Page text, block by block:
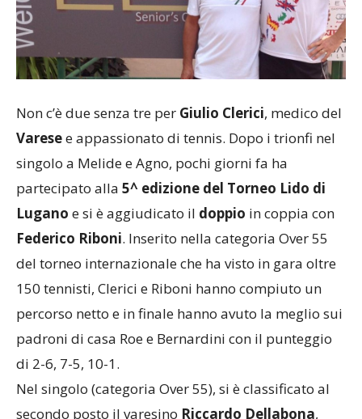
Non c’è due senza tre per Giulio Clerici, medico del
Varesee appassionato di tennis. Dopo i trionfi nel
singolo a Melide e Agno, pochi giorni fa ha
partecipato alla 5^ edizione del Torneo Lido di
Lugano e si è aggiudicato il doppio in coppia con
Federico Riboni. Inserito nella categoria Over 55
del torneo internazionale che ha visto in gara oltre
150 tennisti, Clerici e Riboni hanno compiuto un
percorso netto e in finale hanno avuto la meglio sui
padroni di casa Roe e Bernardini con il punteggio
di 2-6, 7-5, 10-1.
Nel singolo (categoria Over 55), si è classificato al
secondo posto il varesino Riccardo Dellabona,